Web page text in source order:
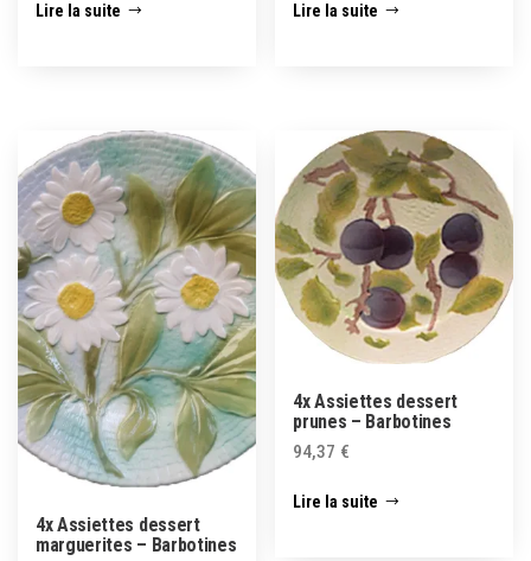
Lire la suite Lire la suite
4x Assiettes dessert
marguerites – Barbotines
4x Assiettes dessert
prunes – Barbotines
94,37 €
Lire la suite